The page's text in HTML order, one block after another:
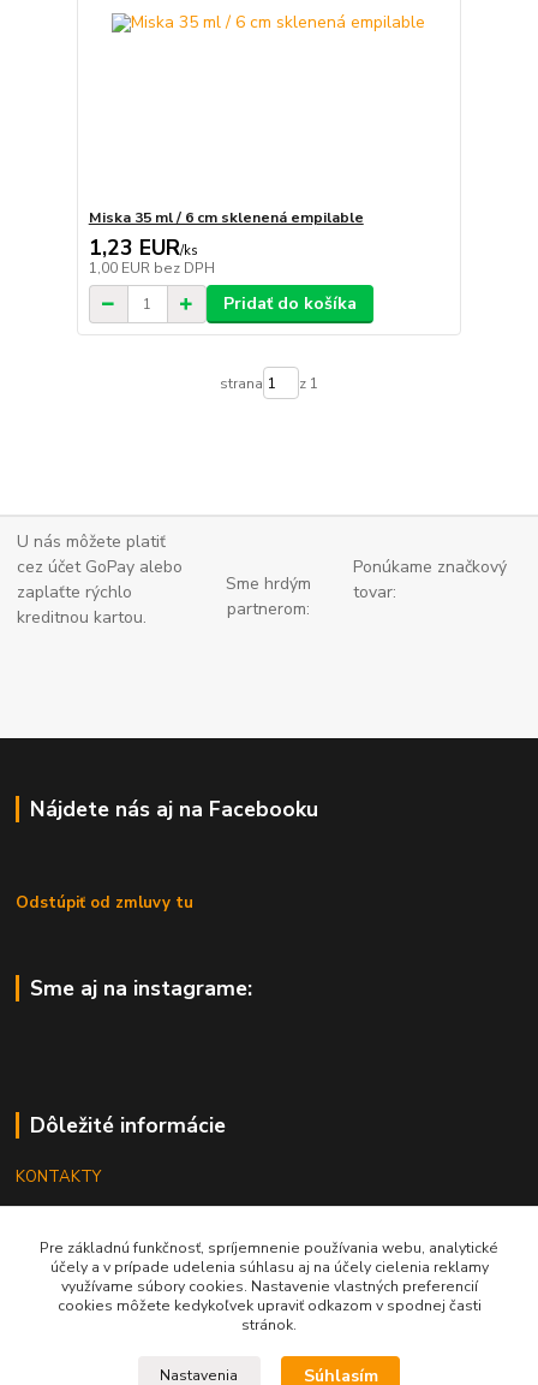
Miska 35 ml / 6 cm sklenená empilable
1,23 EUR/ks
1,00 EUR bez DPH
Pridať do košíka
strana z 1
U nás môžete platiť
cez účet GoPay alebo
zaplaťte rýchlo
kreditnou kartou.
Sme hrdým
partnerom:
Ponúkame značkový
tovar:
Nájdete nás aj na Facebooku
Odstúpiť od zmluvy tu
Sme aj na instagrame:
Dôležité informácie
KONTAKTY
REKLAMÁCIE
KATALÓGY
Pre základnú funkčnosť, spríjemnenie používania webu, analytické
účely a v prípade udelenia súhlasu aj na účely cielenia reklamy
využívame súbory cookies. Nastavenie vlastných preferencií
cookies môžete kedykoľvek upraviť odkazom v spodnej časti
stránok.
Nastavenia Súhlasím